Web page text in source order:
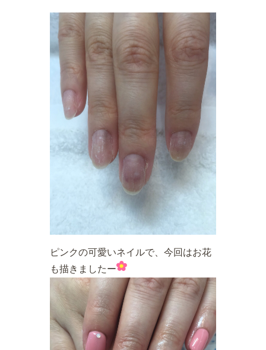
ピンクの可愛いネイルで、今回はお花
も描きましたー